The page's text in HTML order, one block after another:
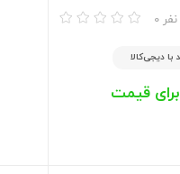
0 نفر
با دیجی‌کالا
قیمت